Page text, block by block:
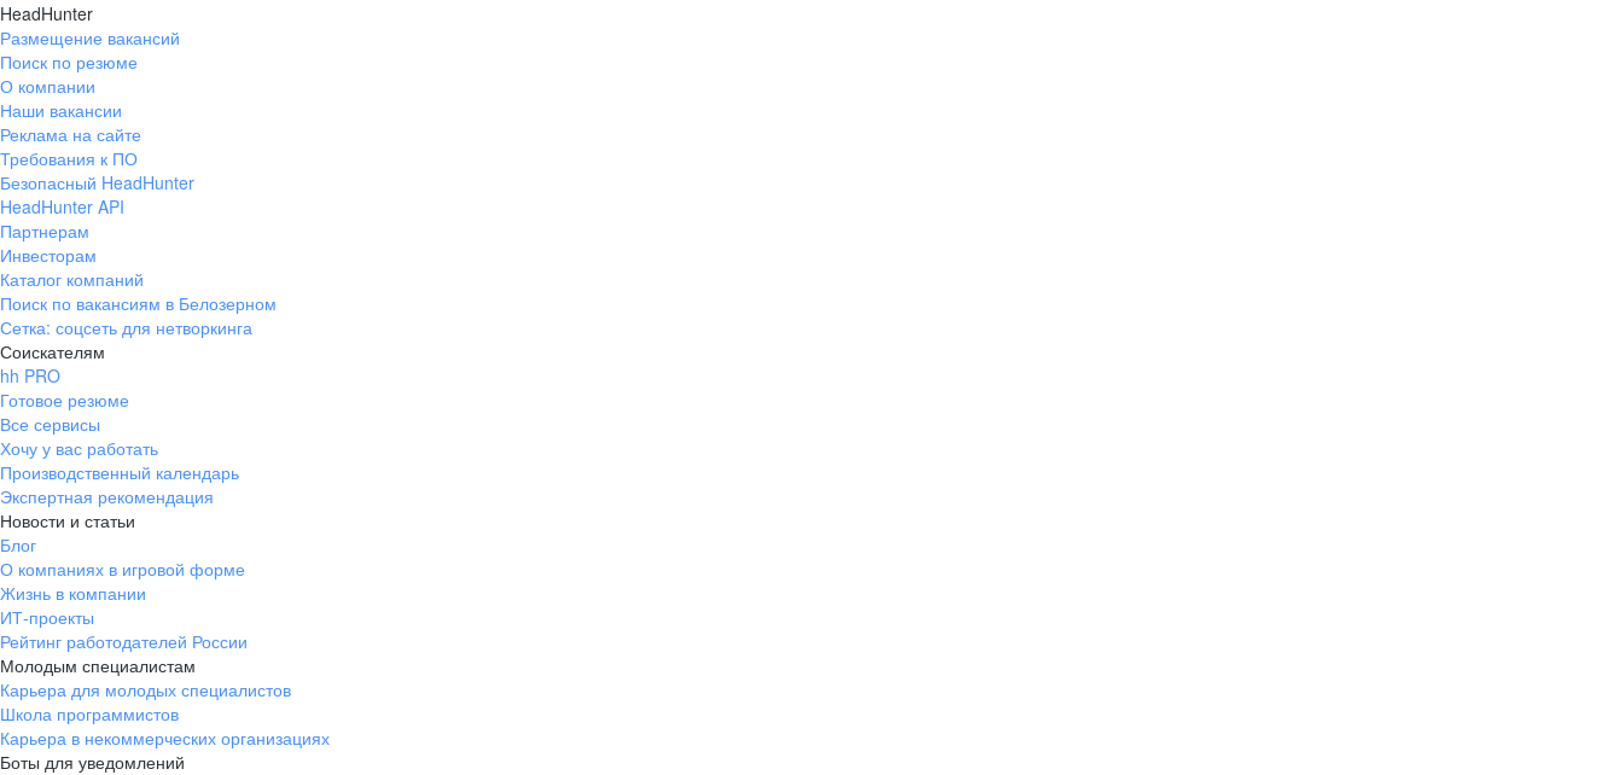
HeadHunter
Размещение вакансий
Поиск по резюме
О компании
Наши вакансии
Реклама на сайте
Требования к ПО
Безопасный HeadHunter
HeadHunter API
Партнерам
Инвесторам
Каталог компаний
Поиск по вакансиям в Белозерном
Сетка: соцсеть для нетворкинга
Соискателям
hh PRO
Готовое резюме
Все сервисы
Хочу у вас работать
Производственный календарь
Экспертная рекомендация
Новости и статьи
Блог
О компаниях в игровой форме
Жизнь в компании
ИТ-проекты
Рейтинг работодателей России
Молодым специалистам
Карьера для молодых специалистов
Школа программистов
Карьера в некоммерческих организациях
Боты для уведомлений